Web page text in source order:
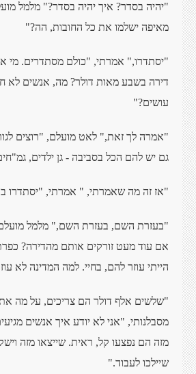
"יהיה בסדר? איך יהיה בסדר?" מלמל
מאיפה ישלמו את כל החובות, הה?"
"יסתדרו," אמרתי, "כולם מסתדרים. מי
דירה בשבע מאות דולר? מה, אנשים לא
עושים?"
"אמרה לך זאת," לאט מועלם, "רוצים
גם יש להם הכל בסביבה - גן ילדים,
"אז זה מה שאמרתי, " אמרתי, "יסתדרו
"בעזרת השם, בעזרת השם," מלמל
אם עוד מעט זורקים אותם מהדירה?
הייתי עוזר להם, בחיי. למה המדינה לא
"שלשים אלף דולר הם צריכים, על מה
מסבלנותי, "אני לא יודע איך אנשים
מזה הם נפצעו קל, ראית. שייצאו מזה
שיילכו לעבוד."